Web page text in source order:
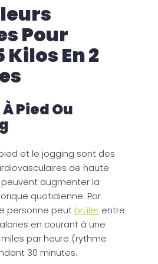
Pour
Kilos En 2
Pied Ou
et le jogging sont des
de haute
augmenter la
quotidienne. Par
personne peutbrûler entre
en courant à une
par heure (rythme
30 minutes.